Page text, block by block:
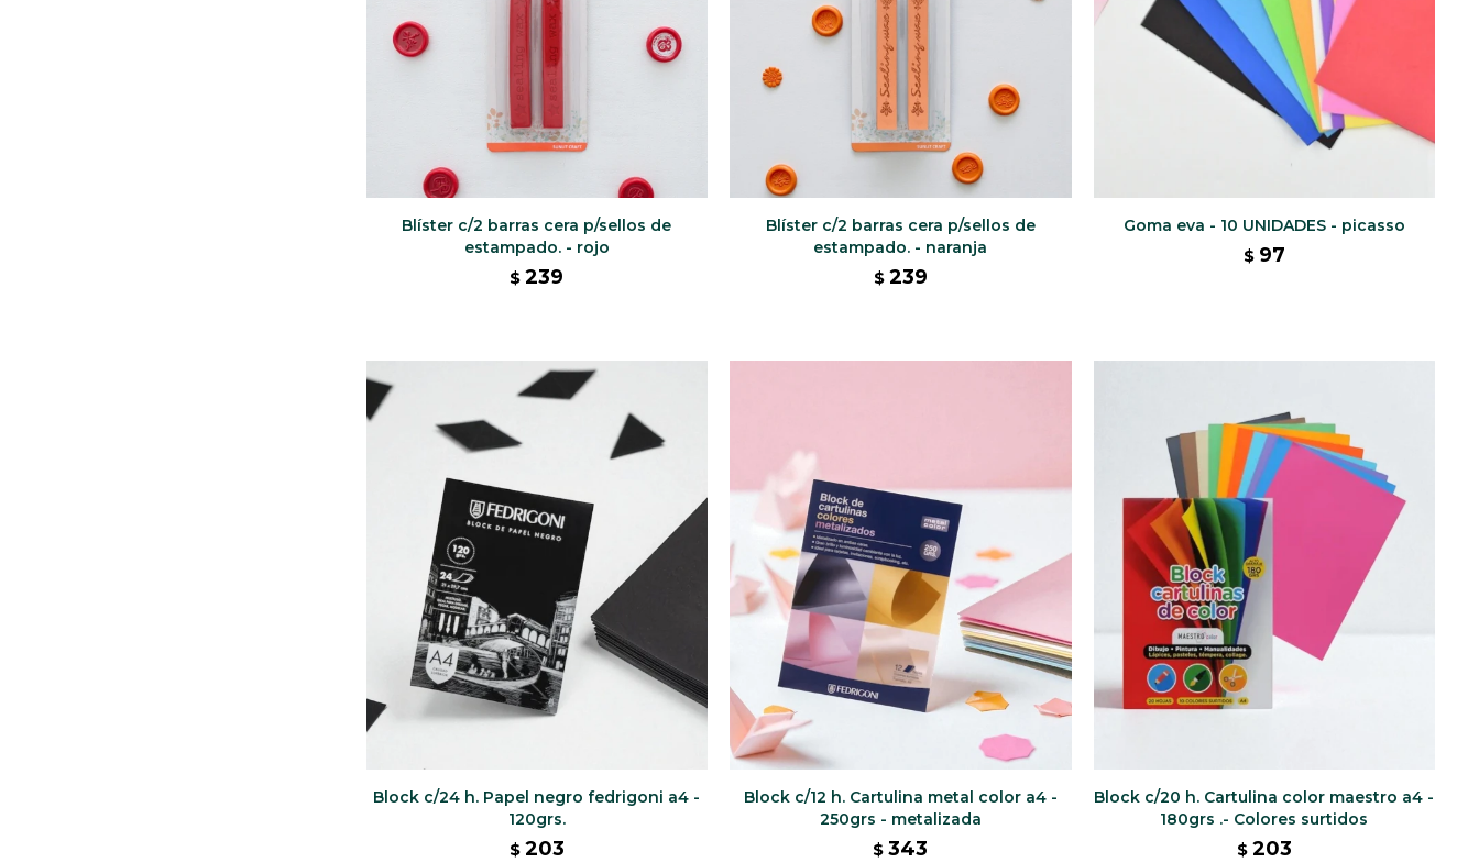
Blíster c/2 barras cera p/sellos de
estampado. - rojo
$ 239
Blíster c/2 barras cera p/sellos de
estampado. - naranja
$ 239
Goma eva - 10 UNIDADES - picasso
$ 97
Block c/24 h. Papel negro fedrigoni a4 -
120grs.
$ 203
Block c/12 h. Cartulina metal color a4 -
250grs - metalizada
$ 343
Block c/20 h. Cartulina color maestro a4 -
180grs .- Colores surtidos
$ 203